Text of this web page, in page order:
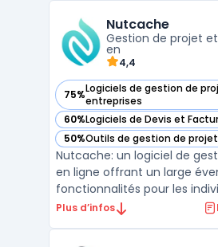
d'installation et de SAV qui
technici ...
Nutcache
Gestion de projet
en
4,4
75%Logiciels de gestion de
entreprises
— voir Nutcache dans cette
60%Logiciels de Devis et
— voir Nutcache dans cette
50%Outils de gestion de
— voir Nutcache dans cette
Nutcache: un logiciel de
en ligne offrant un large
fonctionnalités pour les
équipes et les entreprises
Plus d’infos